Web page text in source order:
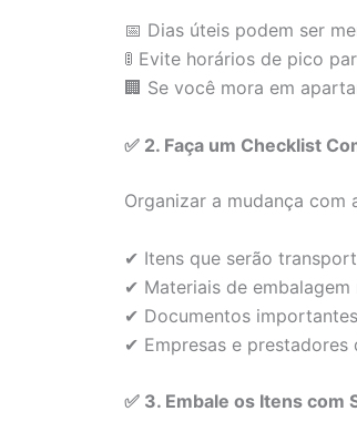
📅 Dias úteis podem ser
🚦 Evite horários de pico
🏢 Se você mora em
✅ 2. Faça um Checklist
Organizar a mudança com
✔ Itens que serão
✔ Materiais de embalagem
✔ Documentos
✔ Empresas e
✅ 3. Embale os Itens com